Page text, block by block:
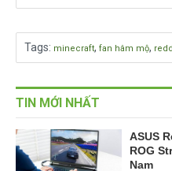
Tags: minecraft, fan hâm mộ,
TIN MỚI NHẤT
ASUS
ROG
Nam